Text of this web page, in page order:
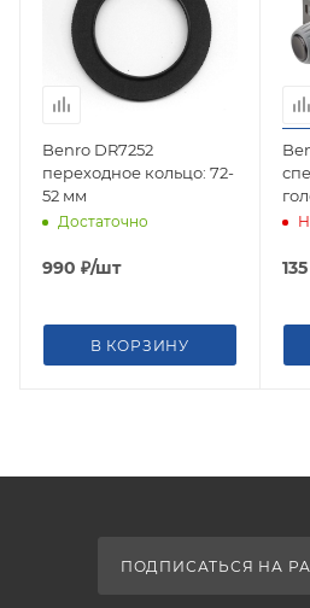
Benro DR7252
переходное кольцо: 72-
52 мм
Достаточно
990 ₽/шт
В КОРЗИНУ
ПОДПИСАТЬСЯ НА